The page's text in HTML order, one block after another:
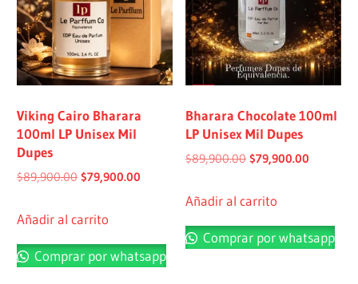
Viking Cairo Bharara
100ml LP Unisex Mil
Dupes
$89,900.00 $79,900.00
Añadir al carrito
Comprar por whatsapp
Bharara Chocolate 100ml
LP Unisex Mil Dupes
$89,900.00 $79,900.00
Añadir al carrito
Comprar por whatsapp